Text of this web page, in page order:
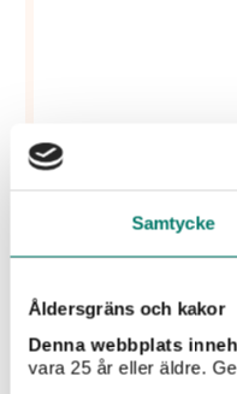
Samtycke
Åldersgräns och kakor
Denna webbplats
vara 25 år eller äldre.
Vi tipsar om fem bra